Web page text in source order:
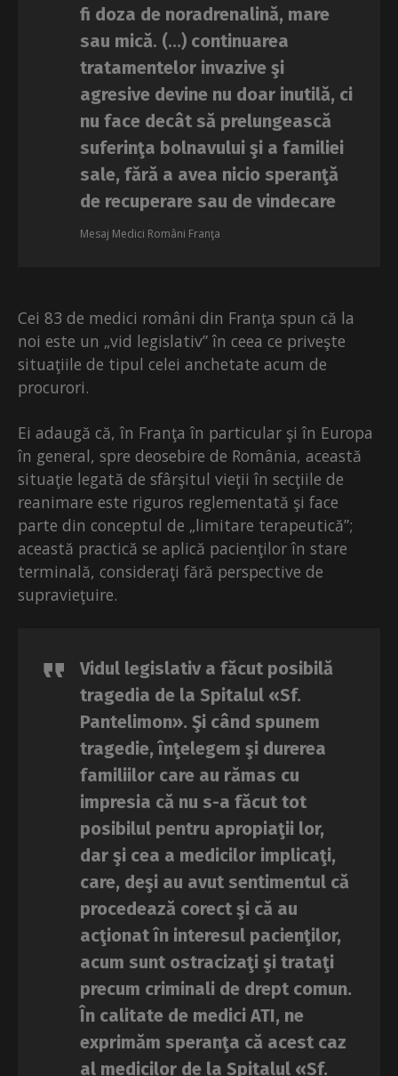
fi doza de noradrenalină, mare
sau mică. (…) continuarea
tratamentelor invazive şi
agresive devine nu doar inutilă, ci
nu face decât să prelungească
suferinţa bolnavului şi a familiei
sale, fără a avea nicio speranţă
de recuperare sau de vindecare
Mesaj Medici Români Franţa
Cei 83 de medici români din Franţa spun că la
noi este un „vid legislativ” în ceea ce priveşte
situaţiile de tipul celei anchetate acum de
procurori.
Ei adaugă că, în Franţa în particular şi în Europa
în general, spre deosebire de România, această
situaţie legată de sfârşitul vieţii în secţiile de
reanimare este riguros reglementată şi face
parte din conceptul de „limitare terapeutică”;
această practică se aplică pacienţilor în stare
terminală, consideraţi fără perspective de
supravieţuire.
Vidul legislativ a făcut posibilă
tragedia de la Spitalul «Sf.
Pantelimon». Şi când spunem
tragedie, înţelegem şi durerea
familiilor care au rămas cu
impresia că nu s-a făcut tot
posibilul pentru apropiaţii lor,
dar şi cea a medicilor implicaţi,
care, deşi au avut sentimentul că
procedează corect şi că au
acţionat în interesul pacienţilor,
acum sunt ostracizaţi şi trataţi
precum criminali de drept comun.
În calitate de medici ATI, ne
exprimăm speranţa că acest caz
al medicilor de la Spitalul «Sf.